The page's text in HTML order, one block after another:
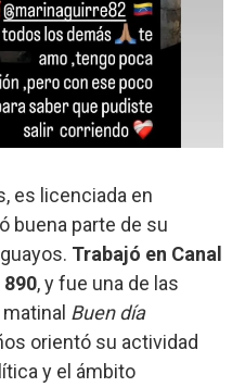
es licenciada en
buena parte de su
Trabajó en Canal
, y fue una de las
Buen día
orientó su actividad
y el ámbito